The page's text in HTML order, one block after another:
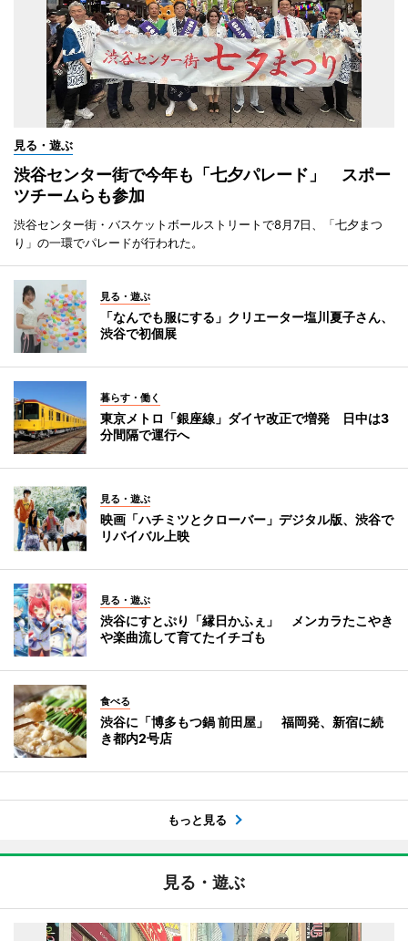
見る・遊ぶ
渋谷センター街で今年も「七夕パレード」 スポー
ツチームらも参加
渋谷センター街・バスケットボールストリートで8月7日、「七夕まつ
り」の一環でパレードが行われた。
見る・遊ぶ
「なんでも服にする」クリエーター塩川夏子さん、
渋谷で初個展
暮らす・働く
東京メトロ「銀座線」ダイヤ改正で増発 日中は3
分間隔で運行へ
見る・遊ぶ
映画「ハチミツとクローバー」デジタル版、渋谷で
リバイバル上映
見る・遊ぶ
渋谷にすとぷり「縁日かふぇ」 メンカラたこやき
や楽曲流して育てたイチゴも
食べる
渋谷に「博多もつ鍋 前田屋」 福岡発、新宿に続
き都内2号店
もっと見る
見る・遊ぶ